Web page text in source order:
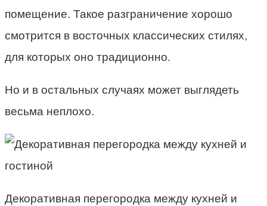
помещение. Такое разграничение хорошо
смотрится в восточных классических стилях,
для которых оно традиционно.
Но и в остальных случаях может выглядеть
весьма неплохо.
Декоративная перегородка между кухней и